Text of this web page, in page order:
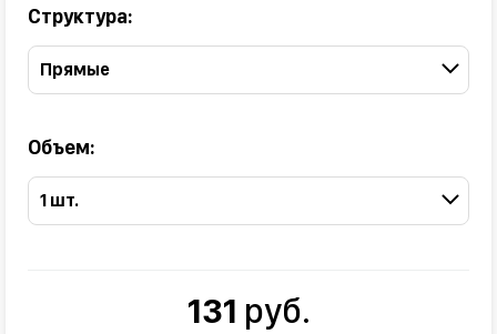
Структура:
Прямые
Объем:
1 шт.
131 руб.